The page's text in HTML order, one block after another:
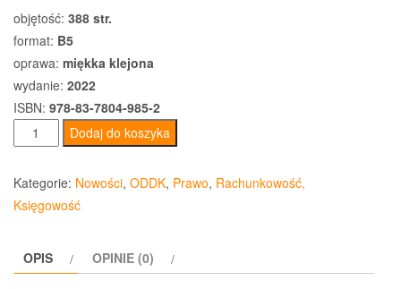
objętość: 388 str.
format: B5
oprawa: miękka klejona
wydanie: 2022
ISBN: 978-83-7804-985-2
ilość
Zmiany
w
PIT
lipca
Dodaj do koszyka
Kategorie: Nowości, ODDK, Prawo, Rachunkowość,
Księgowość
OPIS OPINIE (0)